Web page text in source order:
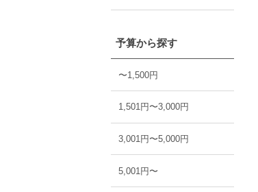
予算から探す
〜1,500円
1,501円〜3,000円
3,001円〜5,000円
5,001円〜